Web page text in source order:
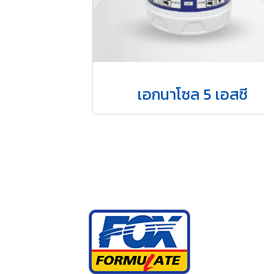
เอกนาโซล 5 เอสซี